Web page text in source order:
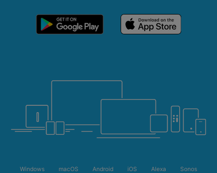
Windows macOS Android iOS Alexa
Sonos